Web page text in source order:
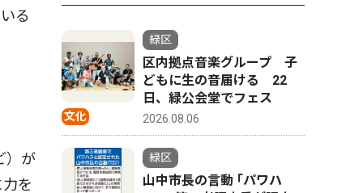
る
）が
を
文化
緑区
区内拠点音楽グループ 子
どもに生の音届ける 22
日、緑公会堂でフェス
2026.08.06
緑区
山中市長の言動 ｢パワハ